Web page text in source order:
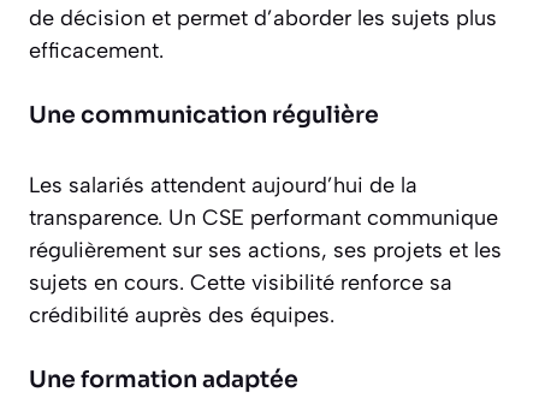
de décision et permet d’aborder les sujets plus
efficacement.
Une communication régulière
Les salariés attendent aujourd’hui de la
transparence. Un CSE performant communique
régulièrement sur ses actions, ses projets et les
sujets en cours. Cette visibilité renforce sa
crédibilité auprès des équipes.
Une formation adaptée